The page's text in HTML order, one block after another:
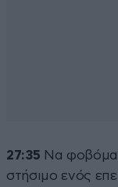
27:35 Να
στήσιμο ενός